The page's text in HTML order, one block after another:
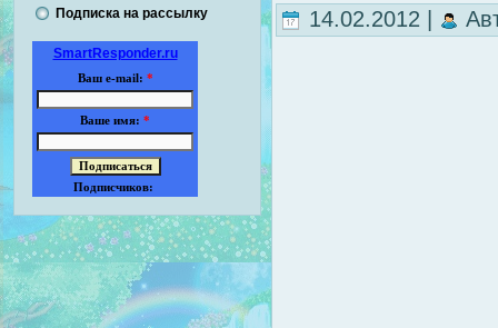
Подписка на рассылку
SmartResponder.ru
Ваш e-mail: *
Ваше имя: *
Подписчиков:
14.02.2012 |